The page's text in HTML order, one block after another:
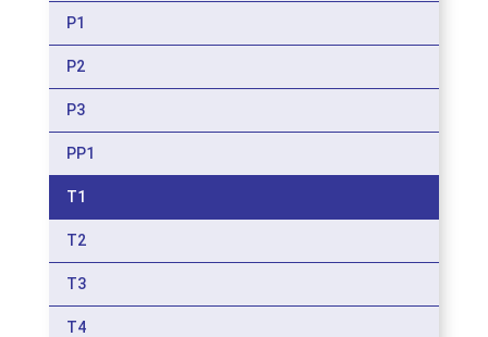
P1
P2
P3
PP1
T1
T2
T3
T4